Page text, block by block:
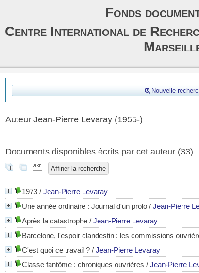
Nouvelle
Auteur Jean-Pierre Levaray (1955-)
Documents disponibles écrits par cet auteur (33)
Affiner la recherche
1973 / Jean-Pierre Levaray
Une année ordinaire : Journal d'un prolo / Jean-Pierre
Après la catastrophe / Jean-Pierre Levaray
Barcelone, l'espoir clandestin : les commissions
C'est quoi ce travail ? / Jean-Pierre Levaray
Classe fantôme : chroniques ouvrières / Jean-Pierre
Fonds
Centre International de